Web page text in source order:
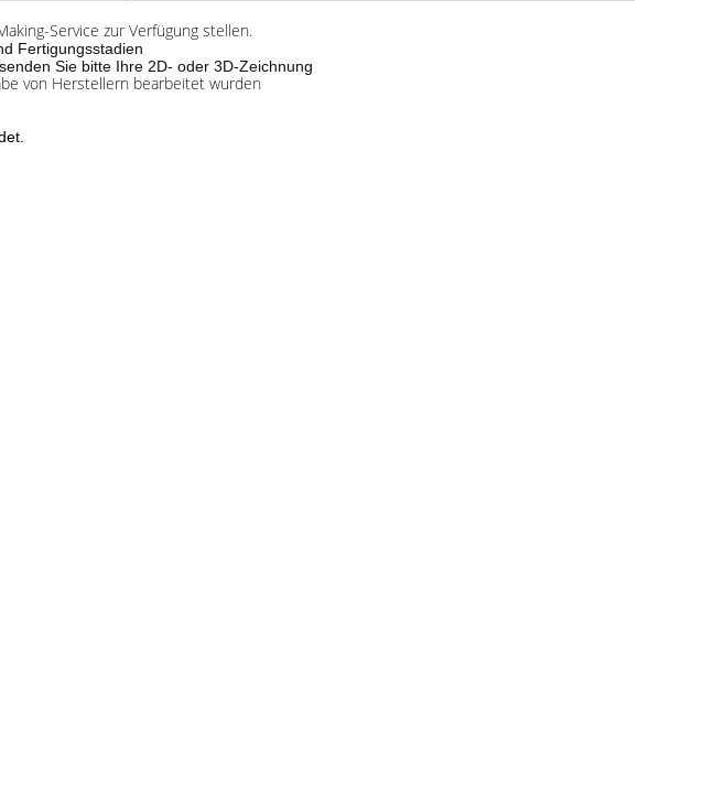
Service zur Verfügung stellen.
Fertigungsstadien
Sie bitte Ihre 2D- oder 3D-Zeichnung
von Herstellern bearbeitet wurden